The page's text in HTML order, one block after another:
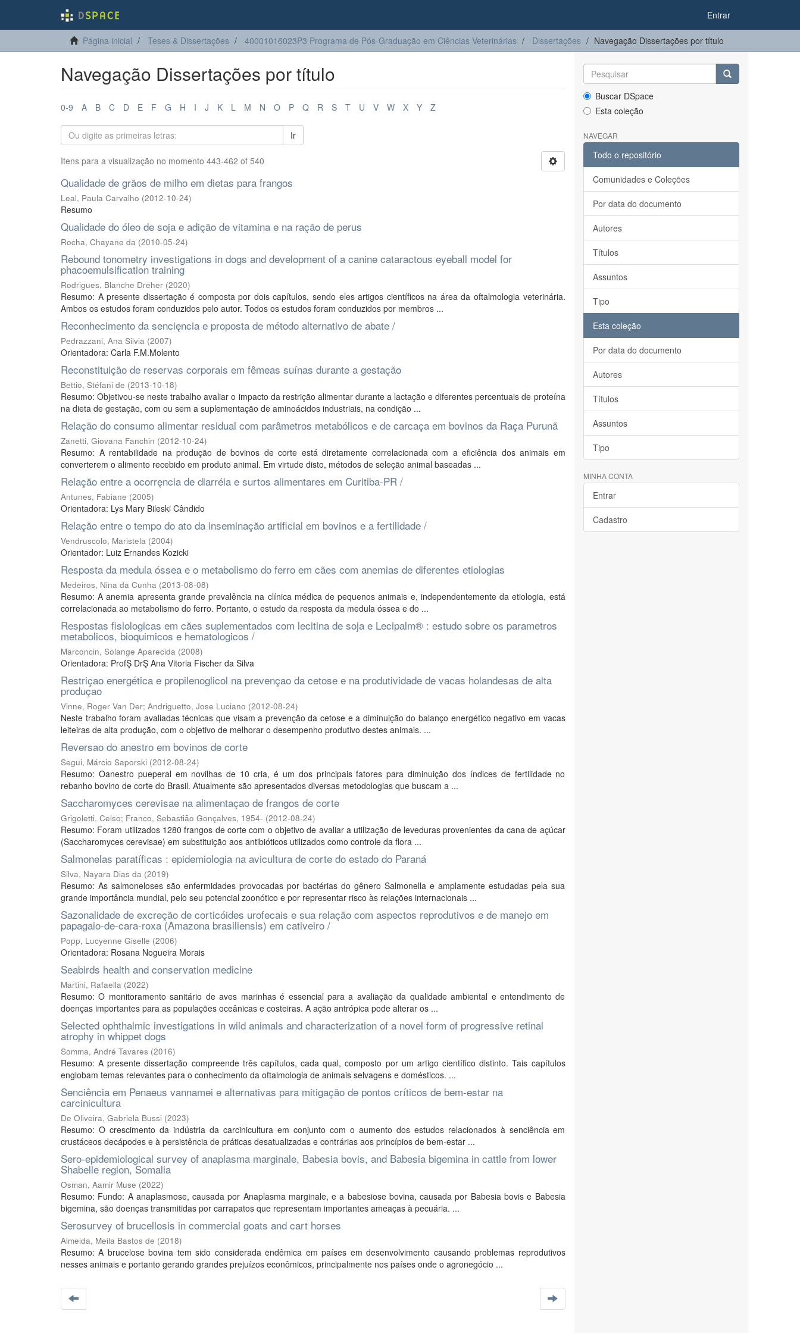
Entrar
Página inicial Teses & Dissertações 40001016023P3 Programa de Pós-Graduação em Ciências Veterinárias Dissertações Navegação Dissertações por título
Navegação Dissertações por título
0-9 A B C D E F G H I J K L M N O P Q R S T U V W X Y Z
Ir
Itens para a visualização no momento 443-462 of 540
Qualidade de grãos de milho em dietas para frangos
Leal, Paula Carvalho (2012-10-24)
Resumo
Qualidade do óleo de soja e adição de vitamina e na ração de perus
Rocha, Chayane da (2010-05-24)
Rebound tonometry investigations in dogs and development of a canine cataractous eyeball model for
phacoemulsification training
Rodrigues, Blanche Dreher (2020)
Resumo: A presente dissertação é composta por dois capítulos, sendo eles artigos científicos na área da oftalmologia veterinária.
Ambos os estudos foram conduzidos pelo autor. Todos os estudos foram conduzidos por membros ...
Reconhecimento da sencięncia e proposta de método alternativo de abate /
Pedrazzani, Ana Silvia (2007)
Orientadora: Carla F.M.Molento
Reconstituição de reservas corporais em fêmeas suínas durante a gestação
Bettio, Stéfani de (2013-10-18)
Resumo: Objetivou-se neste trabalho avaliar o impacto da restrição alimentar durante a lactação e diferentes percentuais de proteína
na dieta de gestação, com ou sem a suplementação de aminoácidos industriais, na condição ...
Relação do consumo alimentar residual com parâmetros metabólicos e de carcaça em bovinos da Raça Purunã
Zanetti, Giovana Fanchin (2012-10-24)
Resumo: A rentabilidade na produção de bovinos de corte está diretamente correlacionada com a eficiência dos animais em
converterem o alimento recebido em produto animal. Em virtude disto, métodos de seleção animal baseadas ...
Relaçăo entre a ocorręncia de diarréia e surtos alimentares em Curitiba-PR /
Antunes, Fabiane (2005)
Orientadora: Lys Mary Bileski Cândido
Relaçăo entre o tempo do ato da inseminaçăo artificial em bovinos e a fertilidade /
Vendruscolo, Maristela (2004)
Orientador: Luiz Ernandes Kozicki
Resposta da medula óssea e o metabolismo do ferro em cães com anemias de diferentes etiologias
Medeiros, Nina da Cunha (2013-08-08)
Resumo: A anemia apresenta grande prevalência na clínica médica de pequenos animais e, independentemente da etiologia, está
correlacionada ao metabolismo do ferro. Portanto, o estudo da resposta da medula óssea e do ...
Respostas fisiologicas em căes suplementados com lecitina de soja e Lecipalm® : estudo sobre os parametros
metabolicos, bioquimicos e hematologicos /
Marconcin, Solange Aparecida (2008)
Orientadora: ProfŞ DrŞ Ana Vitoria Fischer da Silva
Restriçao energética e propilenoglicol na prevençao da cetose e na produtividade de vacas holandesas de alta
produçao
Vinne, Roger Van Der; Andriguetto, Jose Luciano (2012-08-24)
Neste trabalho foram avaliadas técnicas que visam a prevenção da cetose e a diminuição do balanço energético negativo em vacas
leiteiras de alta produção, com o objetivo de melhorar o desempenho produtivo destes animais. ...
Reversao do anestro em bovinos de corte
Segui, Márcio Saporski (2012-08-24)
Resumo: Oanestro pueperal em novilhas de 10 cria, é um dos principais fatores para diminuição dos índices de fertilidade no
rebanho bovino de corte do Brasil. Atualmente são apresentados diversas metodologias que buscam a ...
Saccharomyces cerevisae na alimentaçao de frangos de corte
Grigoletti, Celso; Franco, Sebastião Gonçalves, 1954- (2012-08-24)
Resumo: Foram utilizados 1280 frangos de corte com o objetivo de avaliar a utilização de leveduras provenientes da cana de açúcar
(Saccharomyces cerevisae) em substituição aos antibióticos utilizados como controle da flora ...
Salmonelas paratíficas : epidemiologia na avicultura de corte do estado do Paraná
Silva, Nayara Dias da (2019)
Resumo: As salmoneloses são enfermidades provocadas por bactérias do gênero Salmonella e amplamente estudadas pela sua
grande importância mundial, pelo seu potencial zoonótico e por representar risco às relações internacionais ...
Sazonalidade de excreção de corticóides urofecais e sua relação com aspectos reprodutivos e de manejo em
papagaio-de-cara-roxa (Amazona brasiliensis) em cativeiro /
Popp, Lucyenne Giselle (2006)
Orientadora: Rosana Nogueira Morais
Seabirds health and conservation medicine
Martini, Rafaella (2022)
Resumo: O monitoramento sanitário de aves marinhas é essencial para a avaliação da qualidade ambiental e entendimento de
doenças importantes para as populações oceânicas e costeiras. A ação antrópica pode alterar os ...
Selected ophthalmic investigations in wild animals and characterization of a novel form of progressive retinal
atrophy in whippet dogs
Somma, André Tavares (2016)
Resumo: A presente dissertação compreende três capítulos, cada qual, composto por um artigo científico distinto. Tais capítulos
englobam temas relevantes para o conhecimento da oftalmologia de animais selvagens e domésticos. ...
Senciência em Penaeus vannamei e alternativas para mitigação de pontos críticos de bem-estar na
carcinicultura
De Oliveira, Gabriela Bussi (2023)
Resumo: O crescimento da indústria da carcinicultura em conjunto com o aumento dos estudos relacionados à senciência em
crustáceos decápodes e à persistência de práticas desatualizadas e contrárias aos princípios de bem-estar ...
Sero-epidemiological survey of anaplasma marginale, Babesia bovis, and Babesia bigemina in cattle from lower
Shabelle region, Somalia
Osman, Aamir Muse (2022)
Resumo: Fundo: A anaplasmose, causada por Anaplasma marginale, e a babesiose bovina, causada por Babesia bovis e Babesia
bigemina, são doenças transmitidas por carrapatos que representam importantes ameaças à pecuária. ...
Serosurvey of brucellosis in commercial goats and cart horses
Almeida, Meila Bastos de (2018)
Resumo: A brucelose bovina tem sido considerada endêmica em países em desenvolvimento causando problemas reprodutivos
nesses animais e portanto gerando grandes prejuízos econômicos, principalmente nos países onde o agronegócio ...
Buscar DSpace
Esta coleção
NAVEGAR
Todo o repositório
Comunidades e Coleções
Por data do documento
Autores
Títulos
Assuntos
Tipo
Esta coleção
Por data do documento
Autores
Títulos
Assuntos
Tipo
MINHA CONTA
Entrar
Cadastro